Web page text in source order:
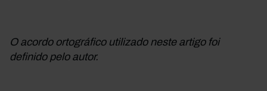
O acordo ortográfico utilizado neste artigo foi
definido pelo autor.